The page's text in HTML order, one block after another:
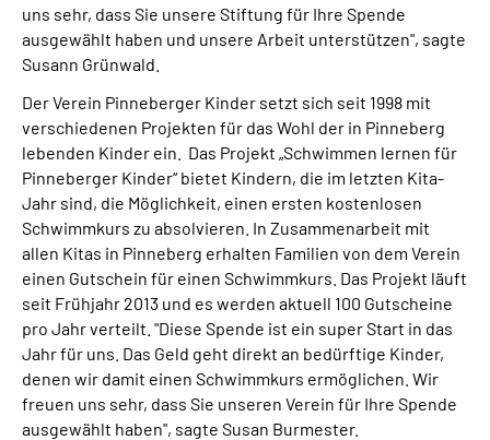
uns sehr, dass Sie unsere Stiftung für Ihre Spende
ausgewählt haben und unsere Arbeit unterstützen", sagte
Susann Grünwald.
Der Verein Pinneberger Kinder setzt sich seit 1998 mit
verschiedenen Projekten für das Wohl der in Pinneberg
lebenden Kinder ein. Das Projekt „Schwimmen lernen für
Pinneberger Kinder“ bietet Kindern, die im letzten Kita-
Jahr sind, die Möglichkeit, einen ersten kostenlosen
Schwimmkurs zu absolvieren. In Zusammenarbeit mit
allen Kitas in Pinneberg erhalten Familien von dem Verein
einen Gutschein für einen Schwimmkurs. Das Projekt läuft
seit Frühjahr 2013 und es werden aktuell 100 Gutscheine
pro Jahr verteilt. "Diese Spende ist ein super Start in das
Jahr für uns. Das Geld geht direkt an bedürftige Kinder,
denen wir damit einen Schwimmkurs ermöglichen. Wir
freuen uns sehr, dass Sie unseren Verein für Ihre Spende
ausgewählt haben", sagte Susan Burmester.